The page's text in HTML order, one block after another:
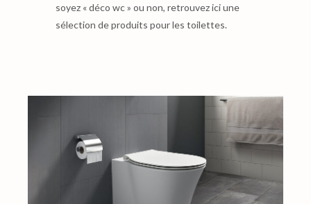
soyez « déco wc » ou non, retrouvez ici une
sélection de produits pour les toilettes.